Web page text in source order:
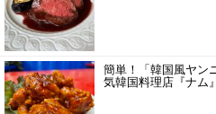
簡単！「韓国風ヤン
気韓国料理店『ナム